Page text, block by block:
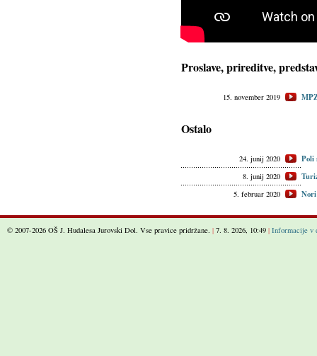
Proslave, prireditve,
15. november 2019
Ostalo
24. junij 2020 Poli
8. junij 2020
5. februar 2020
© 2007-2026 OŠ J. Hudalesa Jurovski Dol. Vse pravice pridržane. | 7. 8. 2026, 10:49 | Informacije v